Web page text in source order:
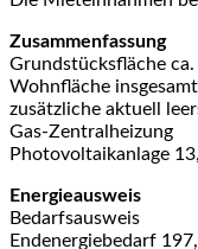
Zusammenfassung
Grundstücksfläche ca.
Wohnfläche
zusätzliche aktuell
Gas-Zentralheizung
Photovoltaikanlage
Energieausweis
Bedarfsausweis
Endenergiebedarf